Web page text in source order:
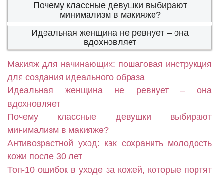
Почему классные девушки выбирают
минимализм в макияже?
Идеальная женщина не ревнует – она
вдохновляет
Макияж для начинающих: пошаговая инструкция
для создания идеального образа
Идеальная женщина не ревнует – она
вдохновляет
Почему классные девушки выбирают
минимализм в макияже?
Антивозрастной уход: как сохранить молодость
кожи после 30 лет
Топ-10 ошибок в уходе за кожей, которые портят